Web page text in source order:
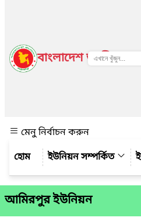
বাংলাদেশ জাতীয় তথ্য
মেনু নির্বাচন করুন
ইউনিয়ন সম্পর্কিত
আমিরপুর ইউনিয়ন